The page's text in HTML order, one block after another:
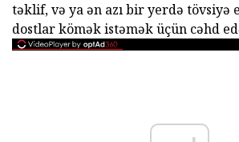
təklif, və ya ən azı bir yerdə tövsiyə
dostlar kömək istəmək üçün cəhd